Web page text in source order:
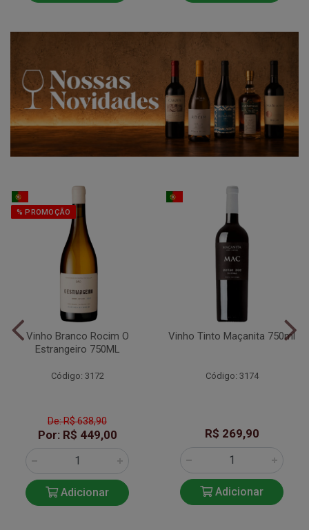
% PROMOÇÃO
Vinho Branco Rocim O
Estrangeiro 750ML
Código: 3172
De: R$ 638,90
Por: R$ 449,00
Adicionar
Vinho Tinto Maçanita 750ml
Código: 3174
R$ 269,90
Adicionar